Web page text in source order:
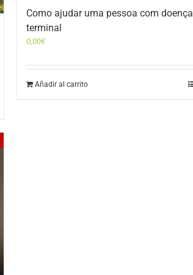
Como ajudar uma pessoa com doença
terminal
0,00€
Añadir al carrito